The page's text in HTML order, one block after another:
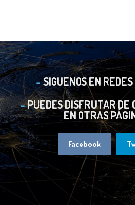
SIGUENOS EN
PUEDES DISFRUTAR DE
EN OTRAS
Facebook